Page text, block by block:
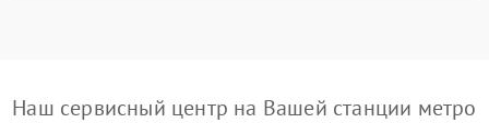
Наш сервисный центр на Вашей станции метро